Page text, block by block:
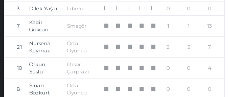
3 Dilek Yaşar Libero L L L L L 0 0 0
7
Kadir
Gökcan
Smaçör 1 1 13
21
Nursena
Kaymaz
Orta
Oyuncu
2 3 7
10
Orkun
Süslü
Pasör
Çarprazı
0 0 4
8
Sinan
Bozkurt
Orta
Oyuncu
0 0 0